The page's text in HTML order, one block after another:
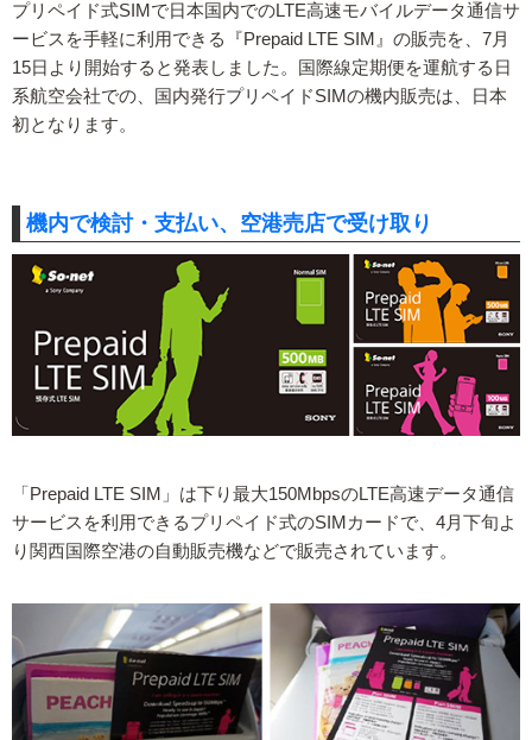
プリペイド式SIMで日本国内でのLTE高速モバイルデータ通信サ
ービスを手軽に利用できる『Prepaid LTE SIM』の販売を、7月
15日より開始すると発表しました。国際線定期便を運航する日
系航空会社での、国内発行プリペイドSIMの機内販売は、日本
初となります。
機内で検討・支払い、空港売店で受け取り
「Prepaid LTE SIM」は下り最大150MbpsのLTE高速データ通信
サービスを利用できるプリペイド式のSIMカードで、4月下旬よ
り関西国際空港の自動販売機などで販売されています。